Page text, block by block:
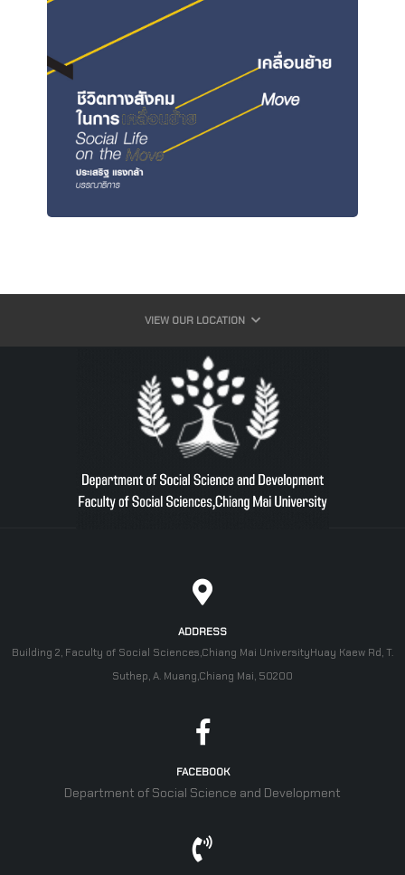
VIEW OUR LOCATION
ADDRESS
Building 2, Faculty of Social Sciences,Chiang Mai UniversityHuay Kaew Rd, T.
Suthep, A. Muang,Chiang Mai, 50200
FACEBOOK
Department of Social Science and Development